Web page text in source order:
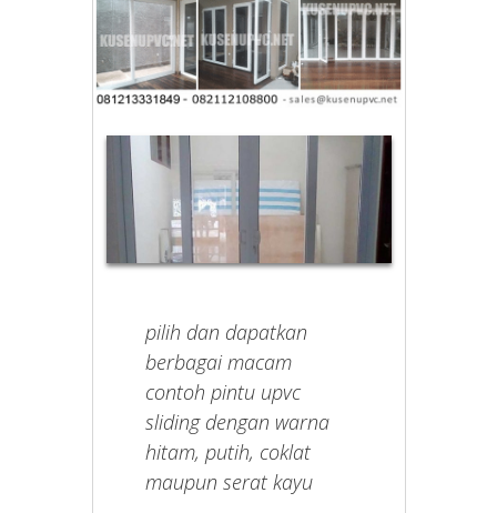
pilih dan dapatkan
berbagai macam
contoh pintu upvc
sliding dengan warna
hitam, putih, coklat
maupun serat kayu